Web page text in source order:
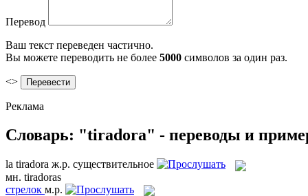
Перевод
Ваш текст переведен частично.
Вы можете переводить не более 5000 символов за один раз.
<>
Реклама
Словарь: "tiradora" - переводы и
la tiradora ж.р. существительное
мн. tiradoras
стрелок м.р.